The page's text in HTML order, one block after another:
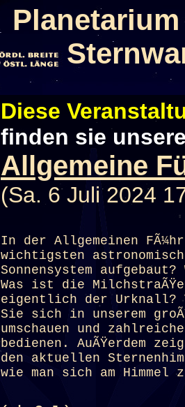
Diese
finden sie
Allgemeine
(Sa. 6 Juli 2024
In der Allgemeinen
wichtigsten
Sonnensystem
Was ist die
eigentlich der Urknall?
Sie sich in unserem
umschauen und
bedienen. AuÃŸerdem
den aktuellen
wie man sich am